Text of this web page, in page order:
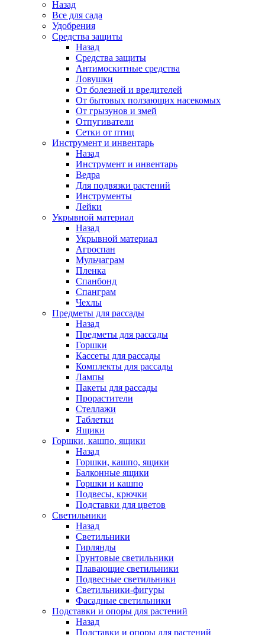
Назад
Все для сада
Удобрения
Средства защиты
Назад
Средства защиты
Антимоскитные средства
Ловушки
От болезней и вредителей
От бытовых ползающих насекомых
От грызунов и змей
Отпугиватели
Сетки от птиц
Инструмент и инвентарь
Назад
Инструмент и инвентарь
Ведра
Для подвязки растений
Инструменты
Лейки
Укрывной материал
Назад
Укрывной материал
Агроспан
Мульчаграм
Пленка
Спанбонд
Спанграм
Чехлы
Предметы для рассады
Назад
Предметы для рассады
Горшки
Кассеты для рассады
Комплекты для рассады
Лампы
Пакеты для рассады
Прорастители
Стеллажи
Таблетки
Ящики
Горшки, кашпо, ящики
Назад
Горшки, кашпо, ящики
Балконные ящики
Горшки и кашпо
Подвесы, крючки
Подставки для цветов
Светильники
Назад
Светильники
Гирлянды
Грунтовые светильники
Плавающие светильники
Подвесные светильники
Светильники-фигуры
Фасадные светильники
Подставки и опоры для растений
Назад
Подставки и опоры для растений